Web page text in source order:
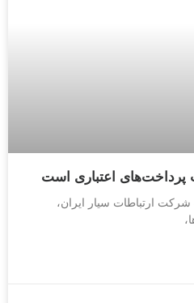
پرداخت‌های اعتباری است
ارتباطات سیار ایران،